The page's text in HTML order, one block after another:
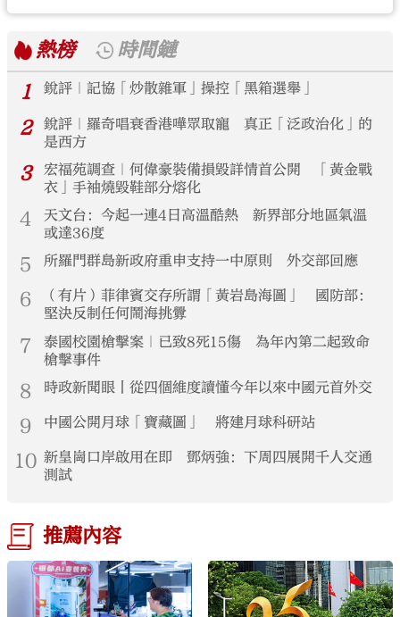
熱榜
時間鏈
1
銳評｜記協「炒散雜軍」操控「黑箱選舉」
2
銳評｜羅奇唱衰香港嘩眾取寵 真正「泛政治化」的
是西方
3
宏福苑調查｜何偉豪裝備損毀詳情首公開 「黃金戰
衣」手袖燒毀鞋部分熔化
4
天文台：今起一連4日高溫酷熱 新界部分地區氣溫
或達36度
5 所羅門群島新政府重申支持一中原則 外交部回應
6
（有片）菲律賓交存所謂「黃岩島海圖」 國防部：
堅決反制任何鬧海挑釁
7
泰國校園槍擊案｜已致8死15傷 為年內第二起致命
槍擊事件
8 時政新聞眼丨從四個維度讀懂今年以來中國元首外交
9 中國公開月球「寶藏圖」 將建月球科研站
10 新皇崗口岸啟用在即 鄧炳強：下周四展開千人交通
測試
推薦內容